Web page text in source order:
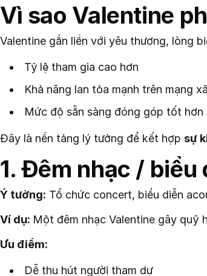
Vì sao Valentine
Valentine gắn liền với yêu thương, lòng
Tỷ lệ tham gia cao hơn
Khả năng lan tỏa mạnh trên mạng
Mức độ sẵn sàng đóng góp tốt hơn
Đây là nền tảng lý tưởng để kết hợp sự
1. Đêm nhạc /
Ý tưởng: Tổ chức concert, biểu diễn
Ví dụ: Một đêm nhạc Valentine gây quỹ
Ưu điểm:
Dễ thu hút người tham dự